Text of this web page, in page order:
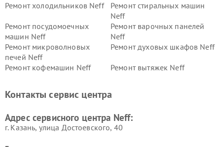
Ремонт холодильников Neff
Ремонт стиральных машин
Neff
Ремонт посудомоечных
машин Neff
Ремонт варочных панелей
Neff
Ремонт микроволновых
печей Neff
Ремонт духовых шкафов Neff
Ремонт кофемашин Neff Ремонт вытяжек Neff
Контакты сервис центра
Адрес сервисного центра Neff:
г. Казань, улица Достоевского, 40